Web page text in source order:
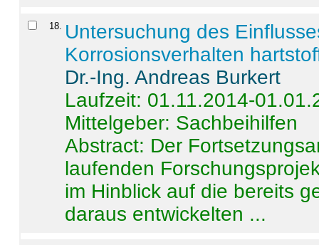
18
Untersuchung des
Korrosionsverhalten
Dr.-Ing. Andreas Burkert
Laufzeit: 01.11.2014-
Mittelgeber: Sachbeihilfen
Abstract: Der
laufenden
im Hinblick auf die bereits
daraus entwickelten ...